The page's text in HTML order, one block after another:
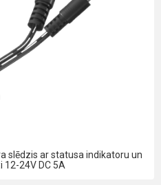
slēdzis ar statusa indikatoru un
12-24V DC 5A